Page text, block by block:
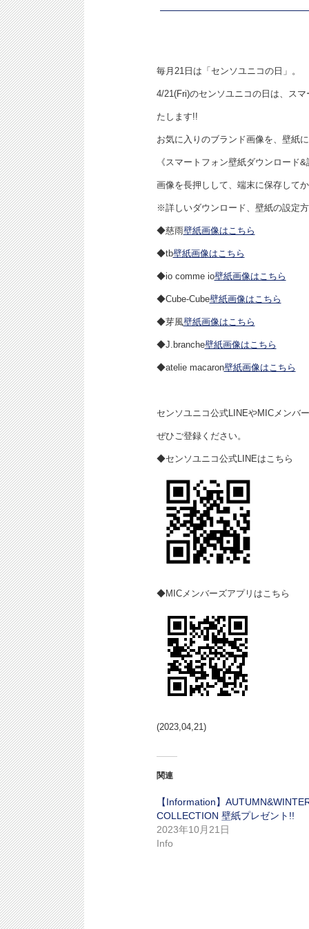
毎月21日は「センソユニコの日」。
4/21(Fri)のセンソユニコの日は、ス
たします!!
お気に入りのブランド画像を、壁紙
《スマートフォン壁紙ダウンロード&
画像を長押しして、端末に保存してか
※詳しいダウンロード、壁紙の設定
◆慈雨壁紙画像はこちら
◆tb壁紙画像はこちら
◆io comme io壁紙画像はこちら
◆Cube-Cube壁紙画像はこちら
◆芽風壁紙画像はこちら
◆J.branche壁紙画像はこちら
◆atelie macaron壁紙画像はこちら
センソユニコ公式LINEやMICメンバ
ぜひご登録ください。
◆センソユニコ公式LINEはこちら
◆MICメンバーズアプリはこちら
(2023,04,21)
関連
【Information】
COLLECTION 壁紙プレゼント!!
2023年10月21日
Info